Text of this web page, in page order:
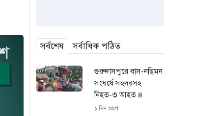
সর্বশেষ সর্বাধিক পঠিত
গুরুদাসপুরে বাস-নছিমন
সংঘর্ষে সহদরসহ
নিহত-৩ আহত ৪
১ দিন আগে